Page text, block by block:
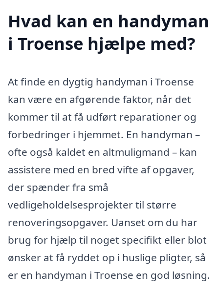
Hvad kan en handyman
i Troense hjælpe med?
At finde en dygtig handyman i Troense
kan være en afgørende faktor, når det
kommer til at få udført reparationer og
forbedringer i hjemmet. En handyman –
ofte også kaldet en altmuligmand – kan
assistere med en bred vifte af opgaver,
der spænder fra små
vedligeholdelsesprojekter til større
renoveringsopgaver. Uanset om du har
brug for hjælp til noget specifikt eller blot
ønsker at få ryddet op i huslige pligter, så
er en handyman i Troense en god løsning.